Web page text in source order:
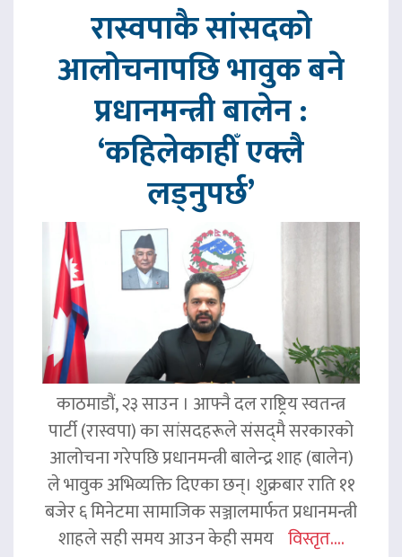
रास्वपाकै सांसदको
आलोचनापछि भावुक बने
प्रधानमन्त्री बालेन :
‘कहिलेकाहीँ एक्लै
लड्नुपर्छ’
काठमाडौं, २३ साउन । आफ्नै दल राष्ट्रिय स्वतन्त्र
पार्टी (रास्वपा) का सांसदहरूले संसद्‌मै सरकारको
आलोचना गरेपछि प्रधानमन्त्री बालेन्द्र शाह (बालेन)
ले भावुक अभिव्यक्ति दिएका छन्। शुक्रबार राति ११
बजेर ६ मिनेटमा सामाजिक सञ्जालमार्फत प्रधानमन्त्री
शाहले सही समय आउन केही समय विस्तृत....